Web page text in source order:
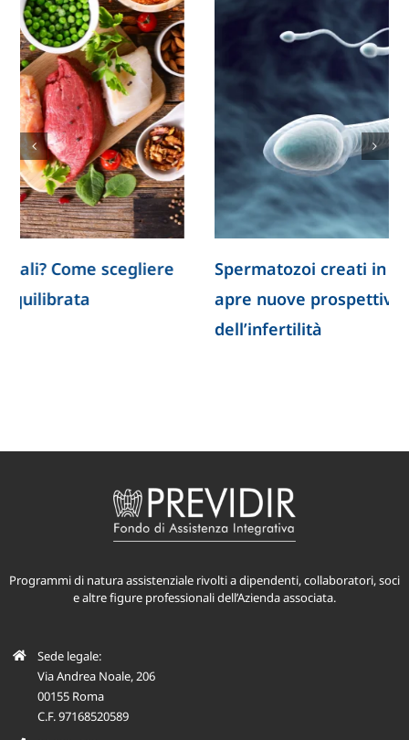
Spermatozoi creati in laboratorio: la ricerca
apre nuove prospettive per lo studio
Programmi di natura assistenziale rivolti a dipendenti, collaboratori, soci
Sede legale:
Via Andrea Noale, 206
00155 Roma